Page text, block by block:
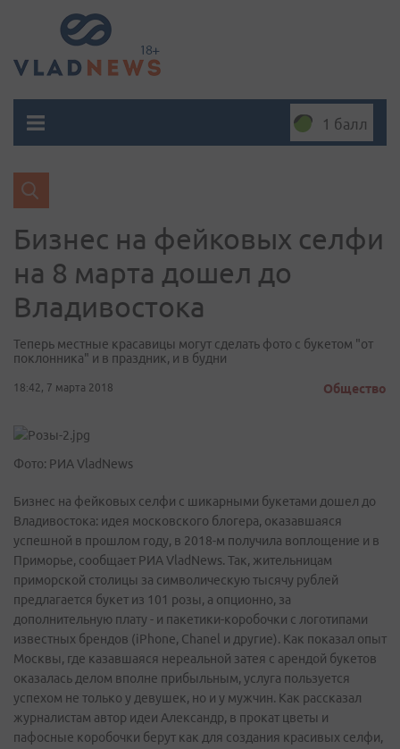
1 балл
Бизнес на фейковых селфи
на 8 марта дошел до
Владивостока
Теперь местные красавицы могут сделать фото с букетом "от
поклонника" и в праздник, и в будни
18:42, 7 марта 2018 Общество
Фото: РИА VladNews
Бизнес на фейковых селфи с шикарными букетами дошел до
Владивостока: идея московского блогера, оказавшаяся
успешной в прошлом году, в 2018-м получила воплощение и в
Приморье, сообщает РИА VladNews. Так, жительницам
приморской столицы за символическую тысячу рублей
предлагается букет из 101 розы, а опционно, за
дополнительную плату - и пакетики-коробочки с логотипами
известных брендов (iPhone, Chanel и другие). Как показал опыт
Москвы, где казавшаяся нереальной затея с арендой букетов
оказалась делом вполне прибыльным, услуга пользуется
успехом не только у девушек, но и у мужчин. Как рассказал
журналистам автор идеи Александр, в прокат цветы и
пафосные коробочки берут как для создания красивых селфи,